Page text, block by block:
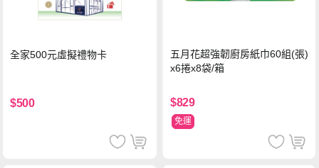
全家500元虛擬禮物卡
$500
五月花超強韌廚房紙巾60組(張)
x6捲x8袋/箱
$829
免運